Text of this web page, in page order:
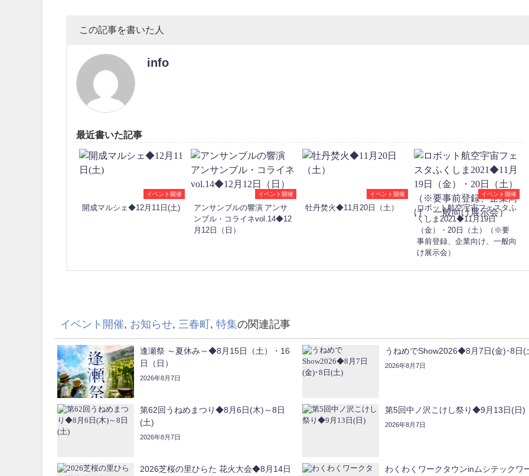
この記事を書いた人
info
最近書いた記事
イベント開催
開成マルシェ◆12月11日(土)
イベント開催
アンサンブルの響演 アンサ
ンブル・コライネvol.14◆12
月12日（日）
イベント開催
牡丹焚火◆11月20日（土）
イベント開催
ロボット航空宇宙フェスタふ
くしま2021◆11月19日
（金）・20日（土）（※要
事前登録、企業向け、一般向
け展示会）
イベント開催, お知らせ, 三春町 , 特集の関連記事
逢瀬祭 ～夏休み～◆8月15日（土）・16
日（日）
2026年8月7日
うねめでShow2026◆8月7日(金)･8日(
2026年8月7日
第62回うねめまつり◆8月6日(木)～8日
(土)
2026年8月7日
第5回中ノ沢こけし祭り◆9月13日(日)
2026年8月7日
2026芝桜の里ひらた 花火大会◆8月14日
わくわくワークタウンinムシテックワ